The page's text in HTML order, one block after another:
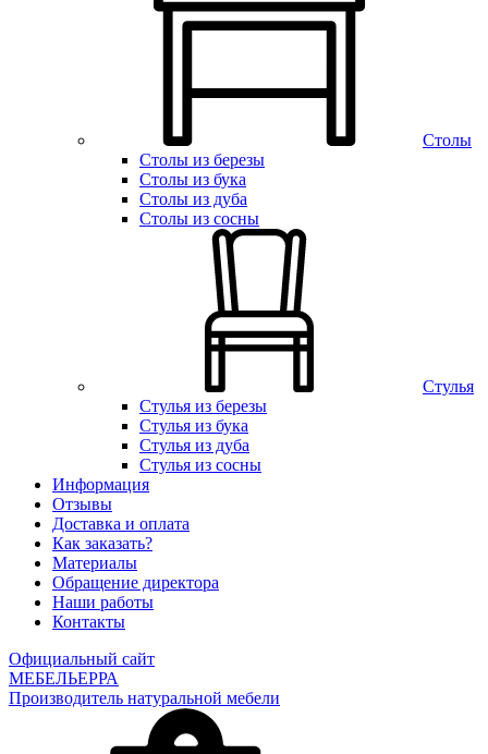
Столы
Столы из березы
Столы из бука
Столы из дуба
Столы из сосны
Стулья
Стулья из березы
Стулья из бука
Стулья из дуба
Стулья из сосны
Информация
Отзывы
Доставка и оплата
Как заказать?
Материалы
Обращение директора
Наши работы
Контакты
Официальный сайт
МЕБЕЛЬЕРРА
Производитель натуральной мебели